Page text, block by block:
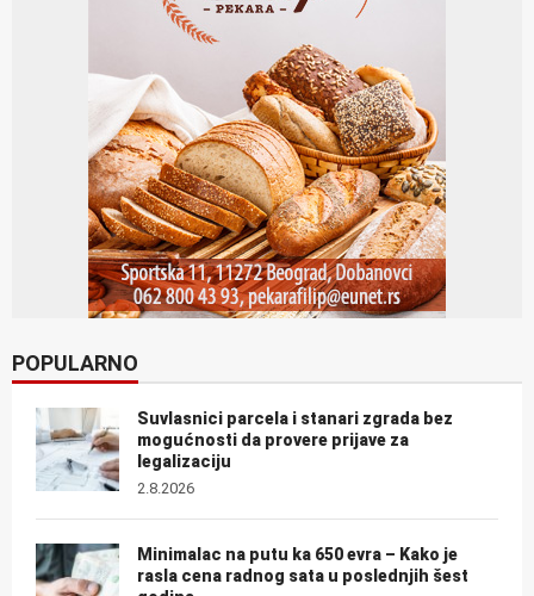
POPULARNO
Suvlasnici parcela i stanari zgrada bez
mogućnosti da provere prijave za
legalizaciju
2.8.2026
Minimalac na putu ka 650 evra – Kako je
rasla cena radnog sata u poslednjih šest